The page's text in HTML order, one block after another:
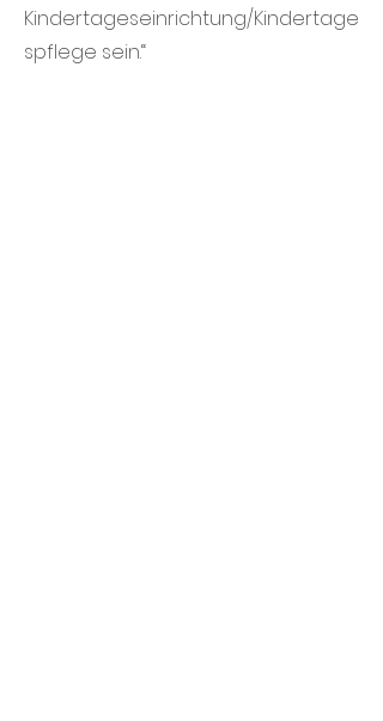
Kindertageseinrichtung/Kindertage
spflege sein.“